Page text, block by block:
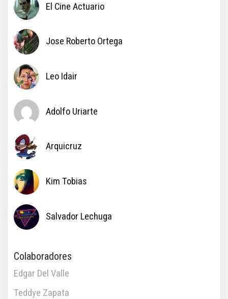
El Cine Actuario
Jose Roberto Ortega
Leo Idair
Adolfo Uriarte
Arquicruz
Kim Tobias
Salvador Lechuga
Colaboradores
Edgar Del Valle
Teddye Zapata